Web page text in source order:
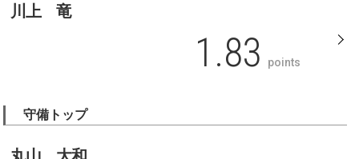
川上 竜
1.83 points
守備トップ